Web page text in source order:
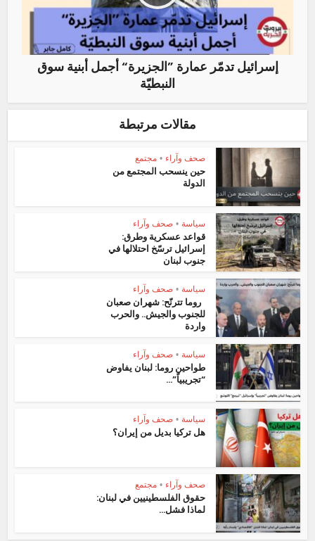
إسرائيل تدمّر عمارة ”الجزيرة“ أجمل أبنية سوق
النبطيّة
مقالات مرتبطة
صحف وآراء • مجتمع
حين ينسحب المجتمع من
الدولة
سياسة • صحف وآراء
قواعد عسكرية وطرق:
إسرائيل ترسّخ احتلالها في
جنوب لبنان
سياسة • صحف وآراء
روما تترنّح: شهران صعبان
للجنوب والجيش.. والحرب
واردة
سياسة • صحف وآراء
طواحين روما: لبنان يفاوض
“تجريبياً”...
سياسة • صحف وآراء
هل تركيا بديل من إيران؟
صحف وآراء • مجتمع
حقوق الفلسطينيين في لبنان:
لماذا فشل...